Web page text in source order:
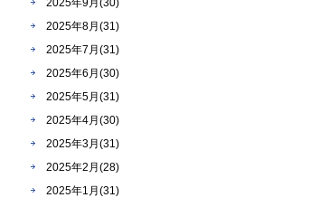
2025年9月(30)
2025年8月(31)
2025年7月(31)
2025年6月(30)
2025年5月(31)
2025年4月(30)
2025年3月(31)
2025年2月(28)
2025年1月(31)